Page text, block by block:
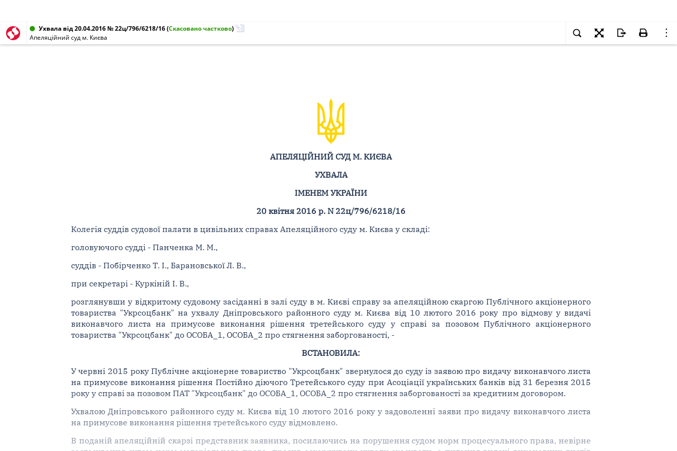
Ухвала від 20.04.2016 № 22ц/796/6218/16(Скасовано частково)
Апеляційний суд м. Києва
АПЕЛЯЦІЙНИЙ СУД М. КИЄВА
УХВАЛА
ІМЕНЕМ УКРАЇНИ
20 квітня 2016 р. N 22ц/796/6218/16
Колегія суддів судової палати в цивільних справах Апеляційного суду м. Києва у складі:
головуючого судді - Панченка М. М.,
суддів - Побірченко Т. І., Барановської Л. В.,
при секретарі - Куркіній І. В.,
розглянувши у відкритому судовому засіданні в залі суду в м. Києві справу за апеляційною скаргою Публічного акціонерного
товариства "Укрсоцбанк" на ухвалу Дніпровського районного суду м. Києва від 10 лютого 2016 року про відмову у видачі
виконавчого листа на примусове виконання рішення третейського суду у справі за позовом Публічного акціонерного
товариства "Укрсоцбанк" до ОСОБА_1, ОСОБА_2 про стягнення заборгованості, -
ВСТАНОВИЛА:
У червні 2015 року Публічне акціонерне товариство "Укрсоцбанк" звернулося до суду із заявою про видачу виконавчого листа
на примусове виконання рішення Постійно діючого Третейського суду при Асоціації українських банків від 31 березня 2015
року у справі за позовом ПАТ "Укрсоцбанк" до ОСОБА_1, ОСОБА_2 про стягнення заборгованості за кредитним договором.
Ухвалою Дніпровського районного суду м. Києва від 10 лютого 2016 року у задоволенні заяви про видачу виконавчого листа
на примусове виконання рішення третейського суду відмовлено.
В поданій апеляційній скарзі представник заявника, посилаючись на порушення судом норм процесуального права, невірне